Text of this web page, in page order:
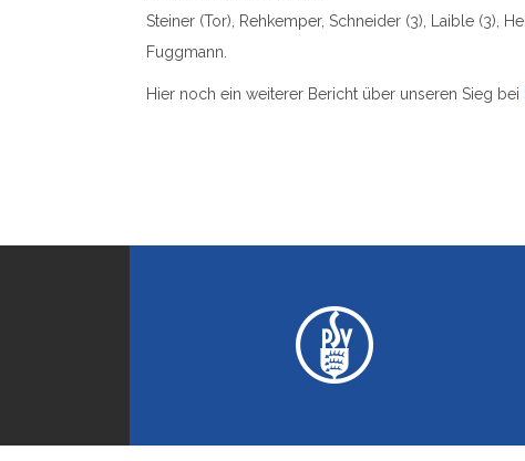
Steiner (Tor), Rehkemper, Schneider (3), Laible (3),
Fuggmann.
Hier noch ein weiterer Bericht über unseren Sieg bei